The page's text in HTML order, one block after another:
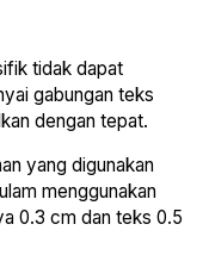
tidak dapat
gabungan teks
dengan tepat.
yang digunakan
menggunakan
0.3 cm dan teks 0.5